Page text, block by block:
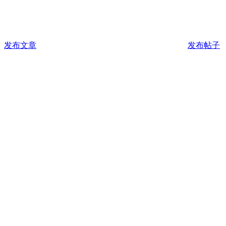
发布文章 发布帖子